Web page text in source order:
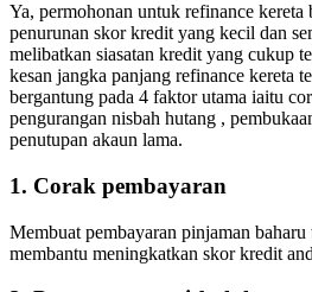
Ya, permohonan untuk refinance kereta
penurunan skor kredit yang kecil dan
melibatkan siasatan kredit yang cukup
kesan jangka panjang refinance kereta
bergantung pada 4 faktor utama iaitu
pengurangan nisbah hutang ,
penutupan akaun lama.
1. Corak pembayaran
Membuat pembayaran pinjaman
membantu meningkatkan skor kredit